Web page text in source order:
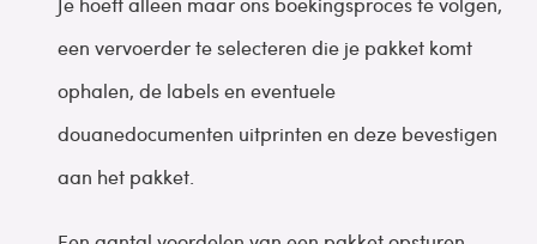
een vervoerder te selecteren die je pakket komt
ophalen, de labels en eventuele
douanedocumenten uitprinten en deze bevestigen
aan het pakket.